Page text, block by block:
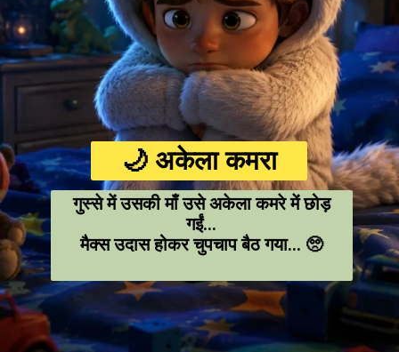
🌙 अकेला कमरा
गुस्से में उसकी माँ उसे अकेला कमरे में छोड़
गईं…
मैक्स उदास होकर चुपचाप बैठ गया… 🥺